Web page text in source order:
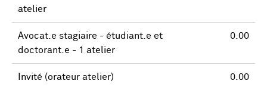
atelier
Avocat.e stagiaire - étudiant.e et
doctorant.e - 1 atelier
0.00
Invité (orateur atelier) 0.00